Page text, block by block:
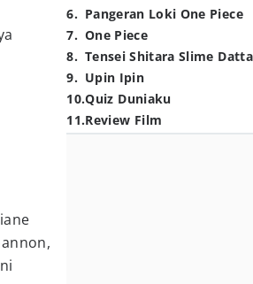
6. Pangeran Loki One Piece
7. One Piece
8. Tensei Shitara Slime
9. Upin Ipin
10.Quiz Duniaku
11.Review Film